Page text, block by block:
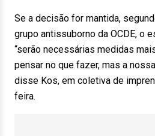
Se a decisão for mantida,
grupo antissuborno da OCDE, o
“serão necessárias medidas
pensar no que fazer, mas a
disse Kos, em coletiva de
feira.